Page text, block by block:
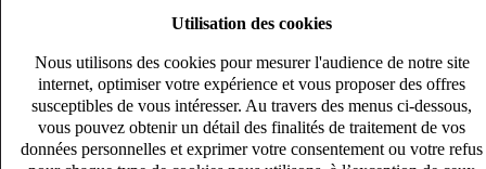
Utilisation des cookies
Nous utilisons des cookies pour mesurer l'audience de notre site
internet, optimiser votre expérience et vous proposer des offres
susceptibles de vous intéresser. Au travers des menus ci-dessous,
vous pouvez obtenir un détail des finalités de traitement de vos
données personnelles et exprimer votre consentement ou votre refus
s'adapter à vos besoin en recrutement
10 univers
connaître votre secteur et ses enjeux
12 bureaux en France
proximité avec nos clients et nos talents